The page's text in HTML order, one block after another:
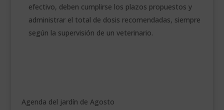
efectivo, deben cumplirse los plazos propuestos y
administrar el total de dosis recomendadas, siempre
según la supervisión de un veterinario.
Agenda del jardín de Agosto